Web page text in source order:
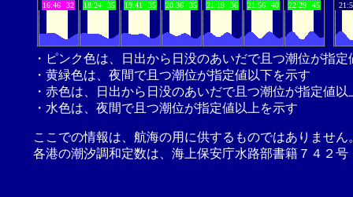
16:46
32
18:24
35
19:41
35
20:36
35
21:19
36
21:56
40
22:29
45
・ピンク色は、日出から日没のあいだで且つ潮位が指
・黄緑色は、夜間で且つ潮位が指定値以下を示す
・赤色は、日出から日没のあいだで且つ潮位が指定値以
・水色は、夜間で且つ潮位が指定値以上を示す
ここでの情報は、航海の用に供するものではありませ
各港の潮汐調和定数は、海上保安庁水路部書籍７４２